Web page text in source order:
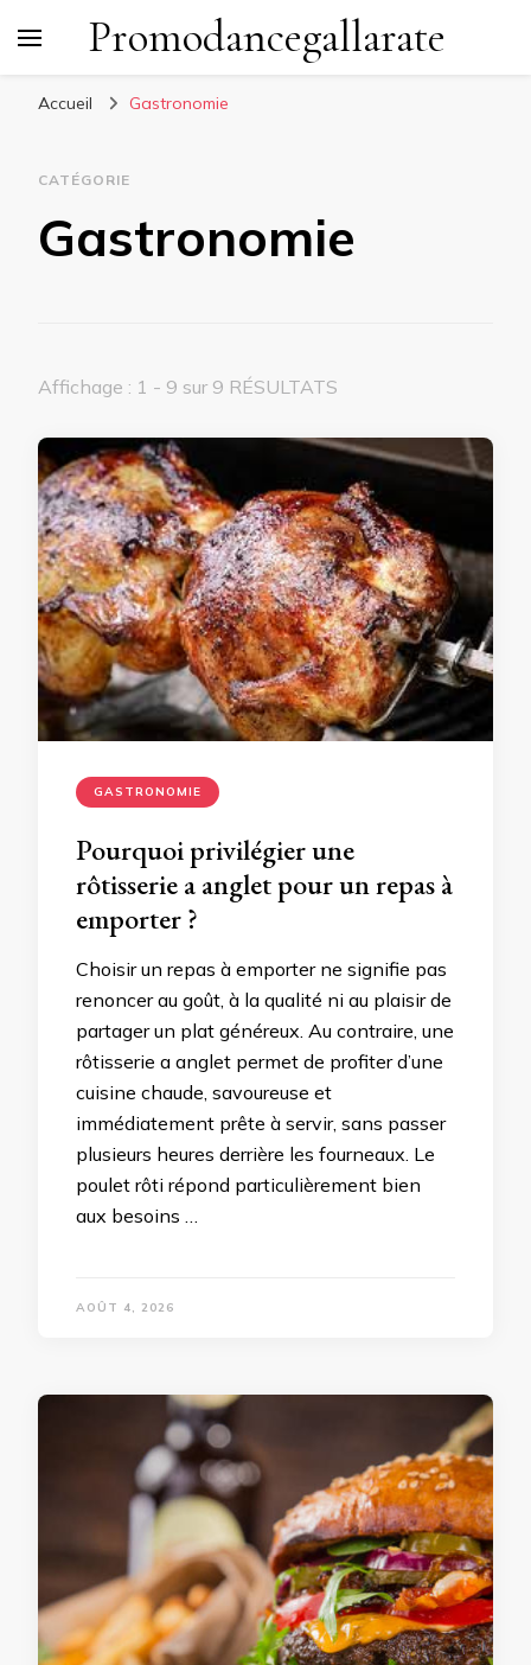
Promodancegallarate
Accueil Gastronomie
CATÉGORIE
Gastronomie
Affichage : 1 - 9 sur 9 RÉSULTATS
GASTRONOMIE
Pourquoi privilégier une
rôtisserie a anglet pour un repas à
emporter ?
Choisir un repas à emporter ne signifie pas
renoncer au goût, à la qualité ni au plaisir de
partager un plat généreux. Au contraire, une
rôtisserie a anglet permet de profiter d’une
cuisine chaude, savoureuse et
immédiatement prête à servir, sans passer
plusieurs heures derrière les fourneaux. Le
poulet rôti répond particulièrement bien
aux besoins …
AOÛT 4, 2026